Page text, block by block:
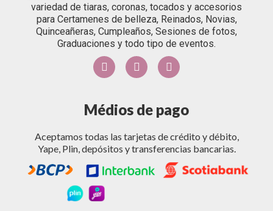
variedad de tiaras, coronas, tocados y accesorios
para Certamenes de belleza, Reinados, Novias,
Quinceañeras, Cumpleaños, Sesiones de fotos,
Graduaciones y todo tipo de eventos.
Médios de pago
Aceptamos todas las tarjetas de crédito y débito,
Yape, Plin, depósitos y transferencias bancarias.